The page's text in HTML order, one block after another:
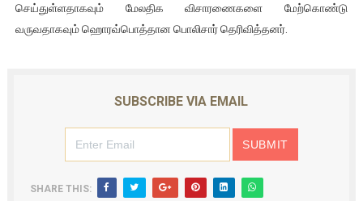
செய்துள்ளதாகவும் மேலதிக விசாரணைகளை மேற்கொண்டு
வருவதாகவும் ஹொரவ்பொத்தான பொலிசார் தெரிவித்தனர்.
SUBSCRIBE VIA EMAIL
SHARE THIS: